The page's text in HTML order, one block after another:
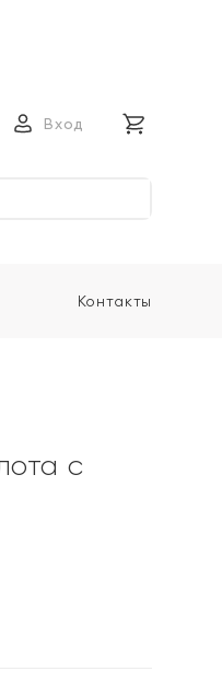
Вход
Контакты
с